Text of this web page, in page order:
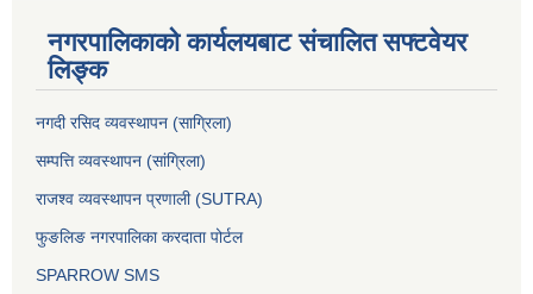
नगरपालिकाको कार्यलयबाट संचालित सफ्टवेयर
लिङ्क
नगदी रसिद व्यवस्थापन (साग्रिला)
सम्पत्ति व्यवस्थापन (सांग्रिला)
राजश्व व्यवस्थापन प्रणाली (SUTRA)
फुङलिङ नगरपालिका करदाता पोर्टल
SPARROW SMS